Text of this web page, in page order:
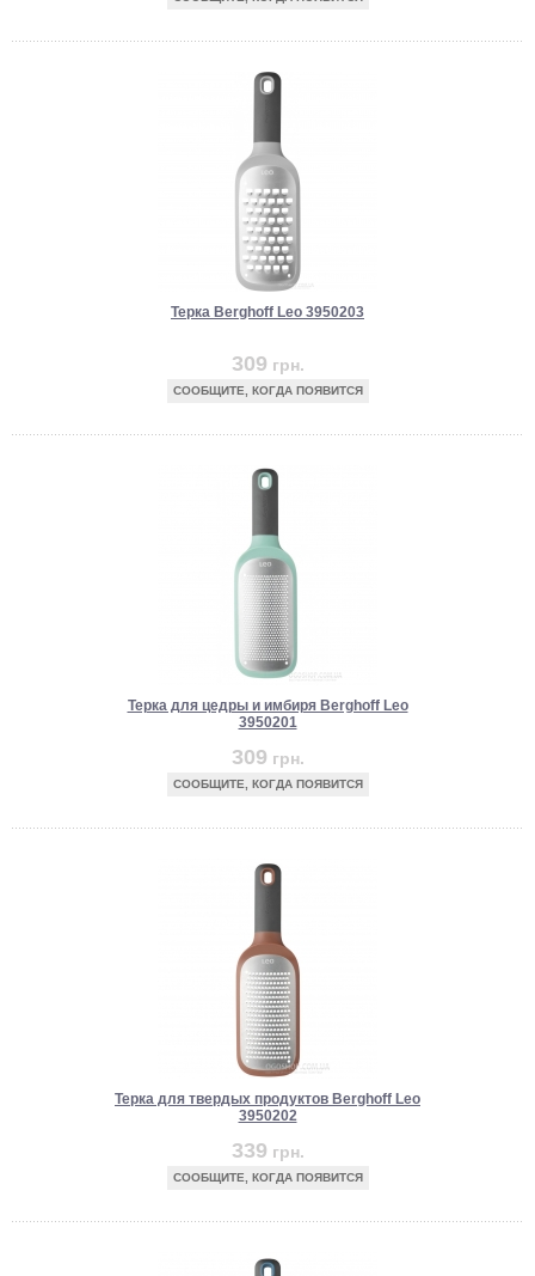
Терка Berghoff Leo 3950203
309 грн.
СООБЩИТЕ, КОГДА ПОЯВИТСЯ
Терка для цедры и имбиря Berghoff Leo
3950201
309 грн.
СООБЩИТЕ, КОГДА ПОЯВИТСЯ
Терка для твердых продуктов Berghoff Leo
3950202
339 грн.
СООБЩИТЕ, КОГДА ПОЯВИТСЯ